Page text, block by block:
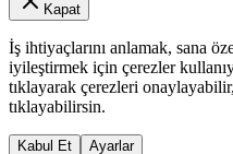
Kapat
İş ihtiyaçlarını anlamak, sana
iyileştirmek için çerezler
tıklayarak çerezleri
tıklayabilirsin.
Kabul Et Ayarlar